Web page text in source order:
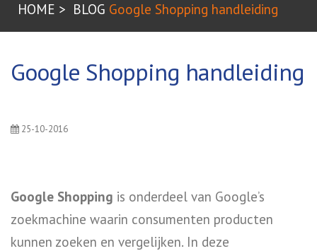
HOME BLOG Google Shopping handleiding
Google Shopping handleiding
25-10-2016
Google Shopping is onderdeel van Google’s
zoekmachine waarin consumenten producten
kunnen zoeken en vergelijken. In deze